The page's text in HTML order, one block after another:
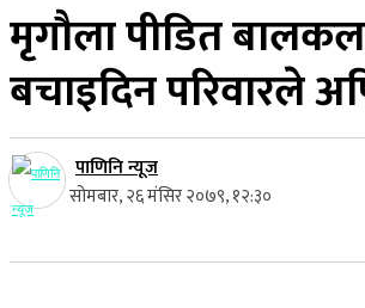
मृगौला पीडित
बचाइदिन परिवारले
पाणिनि न्यूज
सोमबार, २६ मंसिर २०७९, १२:३०